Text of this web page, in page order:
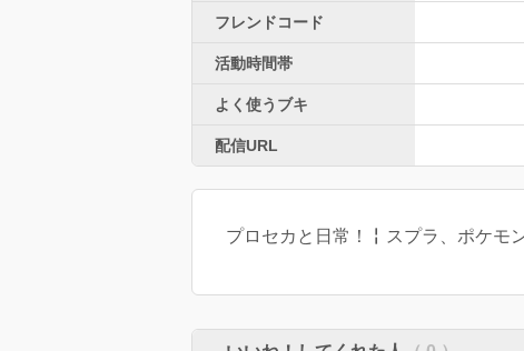
フレンドコード
活動時間帯
よく使うブキ
配信URL
プロセカと日常！╏スプラ、ポケ